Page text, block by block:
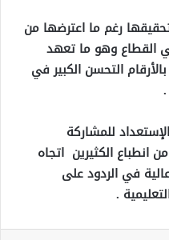
رغم ما اعترضها من
القطاع وهو ما تعهد
التحسن الكبير في
.
للمشاركة
انطباع الكثيرين اتجاه
في الردود على
.